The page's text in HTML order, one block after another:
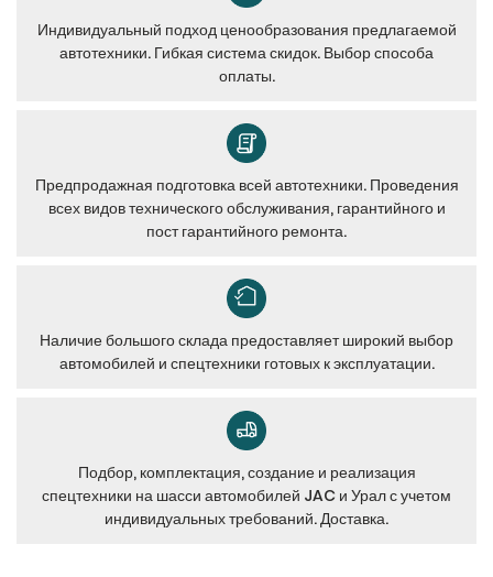
Индивидуальный подход ценообразования предлагаемой
автотехники. Гибкая система скидок. Выбор способа
оплаты.
Предпродажная подготовка всей автотехники. Проведения
всех видов технического обслуживания, гарантийного и
пост гарантийного ремонта.
Наличие большого склада предоставляет широкий выбор
автомобилей и спецтехники готовых к эксплуатации.
Подбор, комплектация, создание и реализация
спецтехники на шасси автомобилей JAC и Урал с учетом
индивидуальных требований. Доставка.